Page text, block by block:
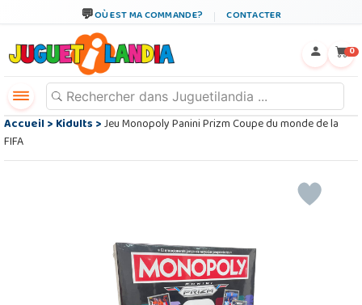
OÙ EST MA COMMANDE? CONTACTER
0
Accueil>Kidults>Jeu Monopoly Panini Prizm Coupe du monde de la
FIFA